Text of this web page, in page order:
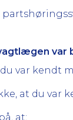
var
var kendt
at du var
at: